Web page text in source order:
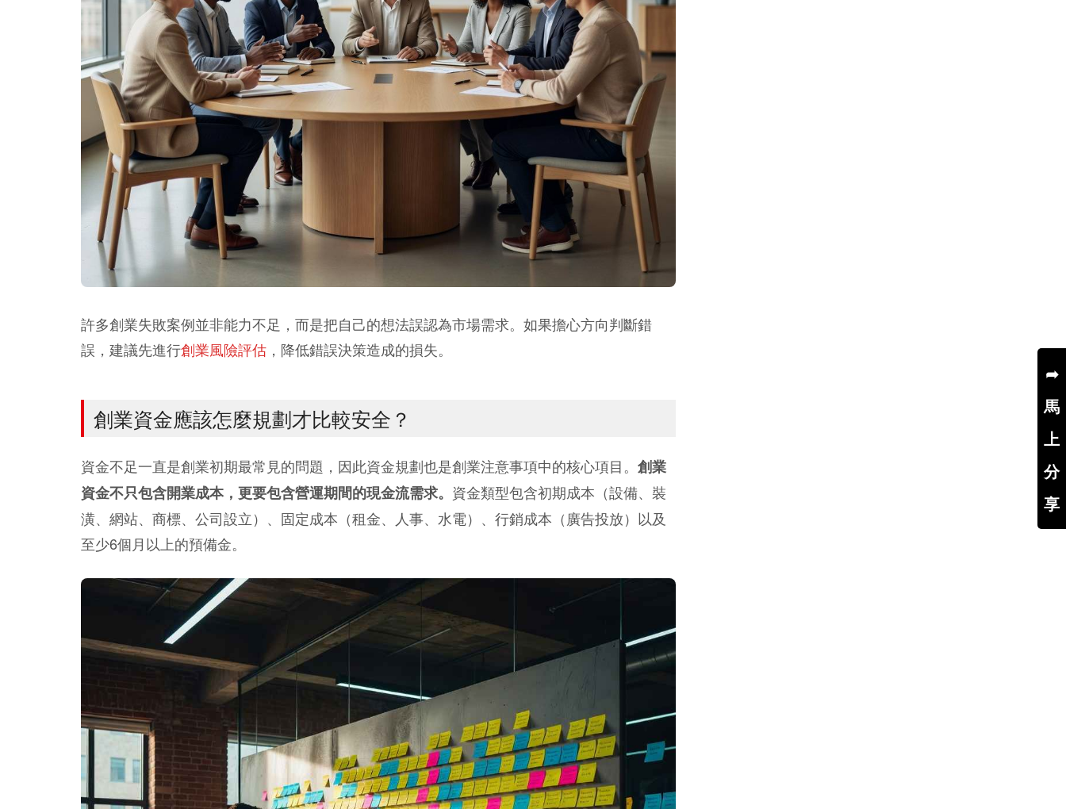
許多創業失敗案例並非能力不足，而是把自己的想法誤認為市場需求。如果擔心方向判斷錯
誤，建議先進行創業風險評估 ，降低錯誤決策造成的損失。
創業資金應該怎麼規劃才比較安全？
資金不足一直是創業初期最常見的問題，因此資金規劃也是創業注意事項中的核心項目。 創業
資金不只包含開業成本，更要包含營運期間的現金流需求。 資金類型包含初期成本（設備、裝
潢、網站、商標、公司設立）、固定成本（租金、人事、水電）、行銷成本（廣告投放）以及
至少6個月以上的預備金。
➦
馬
上
分
享